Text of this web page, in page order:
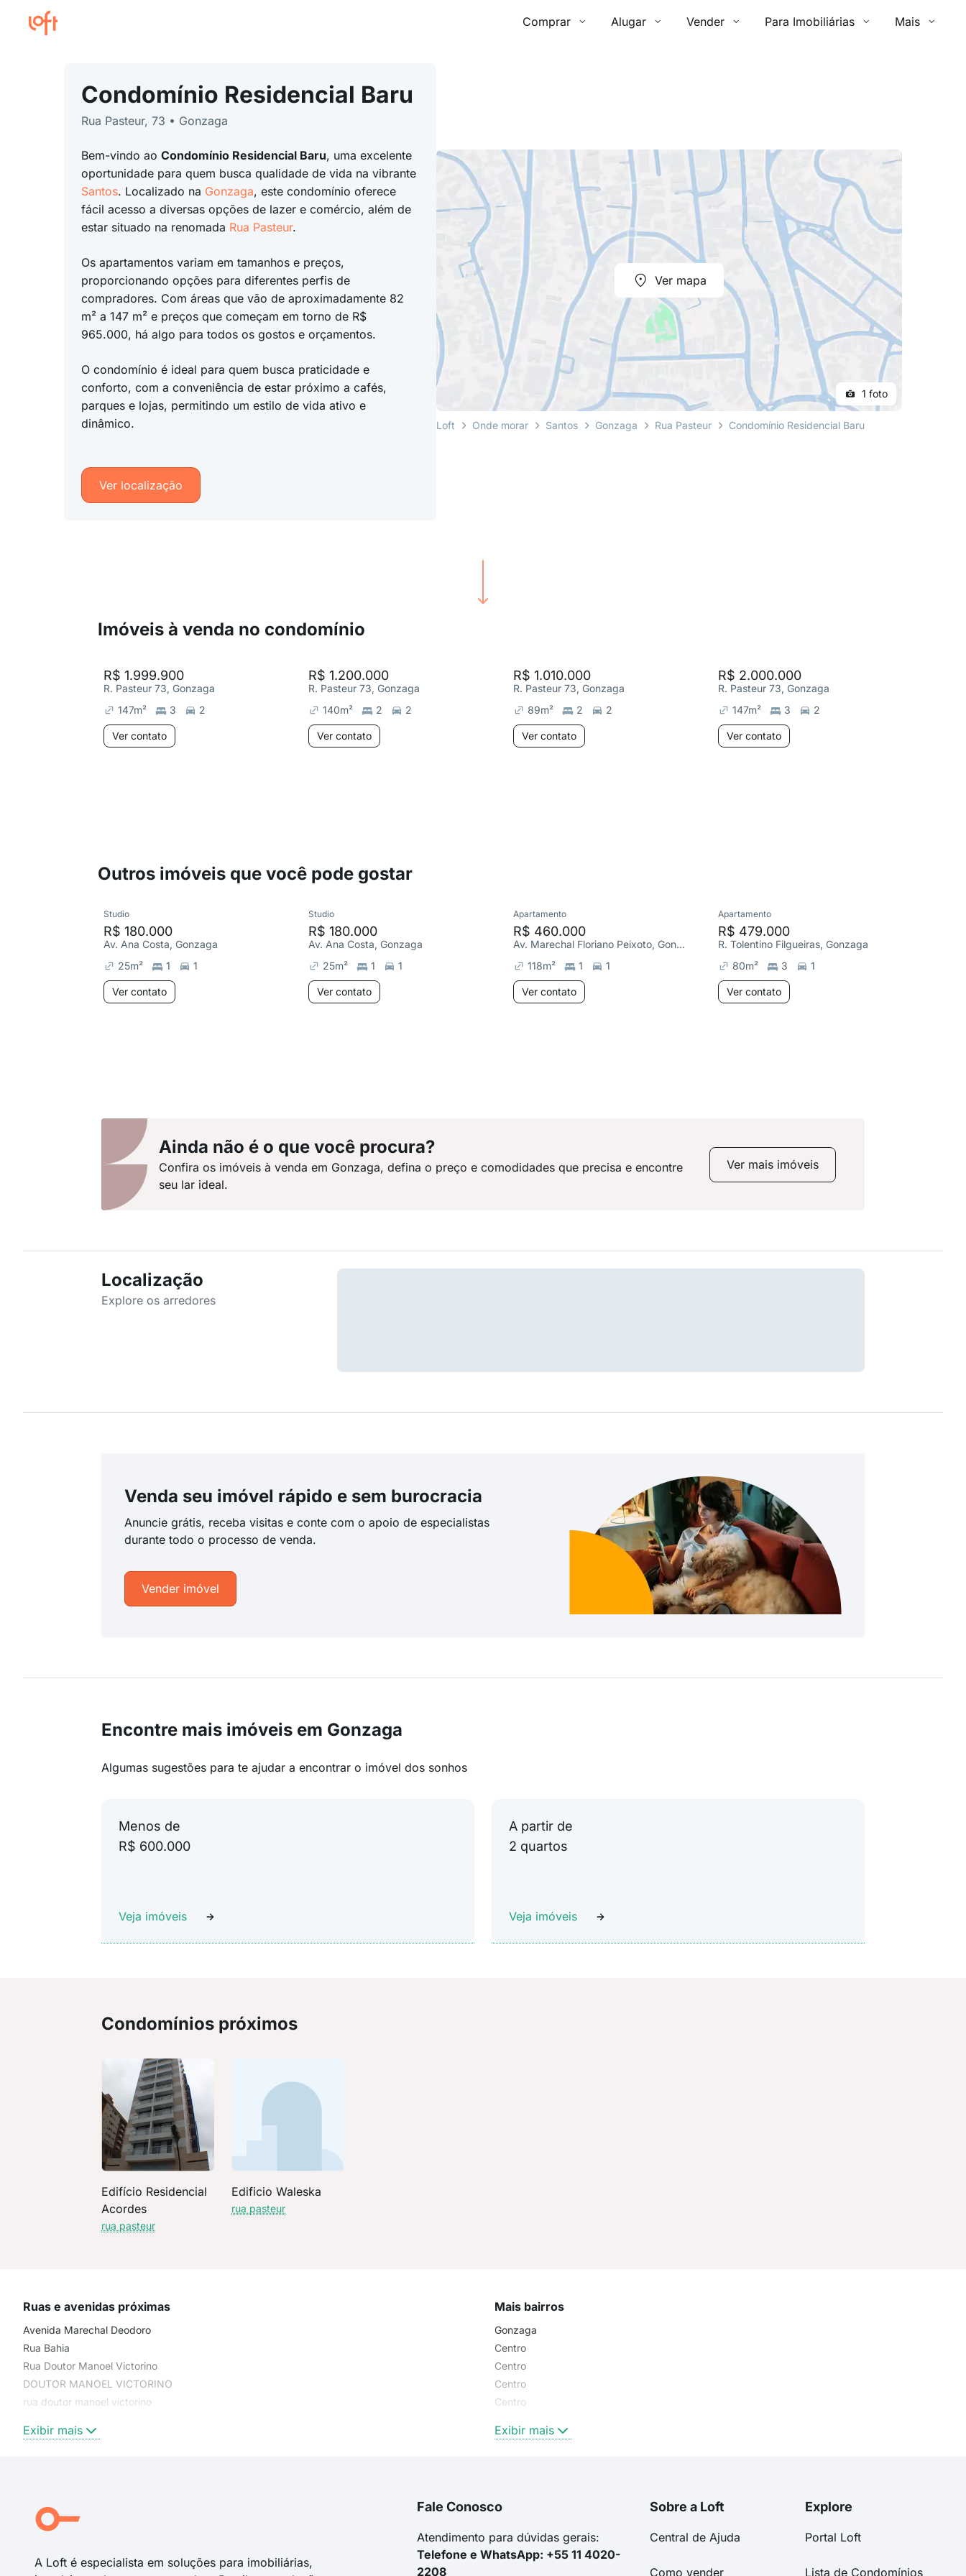
Comprar Alugar Vender Para Imobiliárias Mais
Condomínio Residencial Baru
Rua Pasteur, 73 • Gonzaga
Bem-vindo ao Condomínio Residencial Baru, uma excelente
oportunidade para quem busca qualidade de vida na vibrante
Santos. Localizado na Gonzaga, este condomínio oferece
fácil acesso a diversas opções de lazer e comércio, além de
estar situado na renomada Rua Pasteur.
Os apartamentos variam em tamanhos e preços,
proporcionando opções para diferentes perfis de
compradores. Com áreas que vão de aproximadamente 82
m² a 147 m² e preços que começam em torno de R$
965.000, há algo para todos os gostos e orçamentos.
O condomínio é ideal para quem busca praticidade e
conforto, com a conveniência de estar próximo a cafés,
parques e lojas, permitindo um estilo de vida ativo e
dinâmico.
Ver localização
Ver mapa
1 foto
Loft Onde morar Santos Gonzaga Rua Pasteur Condomínio Residencial Baru
Imóveis à venda no condomínio
R$ 1.999.900
R. Pasteur 73, Gonzaga
147m² 3 2
Ver contato
R$ 1.200.000
R. Pasteur 73, Gonzaga
140m² 2 2
Ver contato
R$ 1.010.000
R. Pasteur 73, Gonzaga
89m² 2 2
Ver contato
R$ 2.000.000
R. Pasteur 73, Gonzaga
147m² 3 2
Ver contato
Outros imóveis que você pode gostar
Studio
R$ 180.000
Av. Ana Costa, Gonzaga
25m² 1 1
Ver contato
Studio
R$ 180.000
Av. Ana Costa, Gonzaga
25m² 1 1
Ver contato
Apartamento
R$ 460.000
Av. Marechal Floriano Peixoto, Gonzaga
118m² 1 1
Ver contato
Apartamento
R$ 479.000
R. Tolentino Filgueiras, Gonzaga
80m² 3 1
Ver contato
Ainda não é o que você procura?
Confira os imóveis à venda em Gonzaga, defina o preço e comodidades que precisa e encontre
seu lar ideal.
Ver mais imóveis
Localização
Explore os arredores
Venda seu imóvel rápido e sem burocracia
Anuncie grátis, receba visitas e conte com o apoio de especialistas
durante todo o processo de venda.
Vender imóvel
Encontre mais imóveis em Gonzaga
Algumas sugestões para te ajudar a encontrar o imóvel dos sonhos
Menos de
R$ 600.000
Veja imóveis
A partir de
2 quartos
Veja imóveis
Condomínios próximos
Edifício Residencial
Acordes
rua pasteur
Edificio Waleska
rua pasteur
Ruas e avenidas próximas
Avenida Marechal Deodoro
Rua Bahia
Rua Doutor Manoel Victorino
DOUTOR MANOEL VICTORINO
rua doutor manoel victorino
praça fernandes pacheco
Rua Paraguai
Pasteur
Exibir mais
Mais bairros
Gonzaga
Centro
Centro
Centro
Centro
Exibir mais
A Loft é especialista em soluções para imobiliárias,
Fale Conosco
Atendimento para dúvidas gerais:
Telefone e WhatsApp: +55 11 4020-
2208
Sobre a Loft
Central de Ajuda
Como vender
Explore
Portal Loft
Lista de Condomínios